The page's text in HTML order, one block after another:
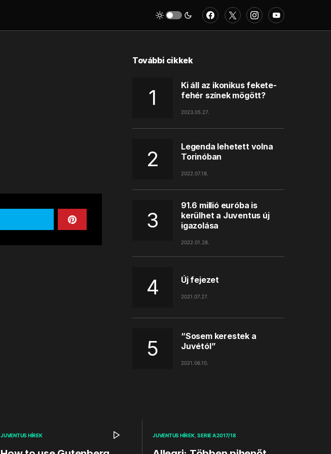
További cikkek
Ki áll az ikonikus fekete-
fehér színek mögött?
2023.05.27.
Legenda lehetett volna
Torinóban
2022.07.18.
91.6 millió euróba is
kerülhet a Juventus új
igazolása
2022.01.28.
Új fejezet
2021.07.27.
“Sosem kerestek a
Juvétól”
2021.06.10.
JUVENTUS HÍREK JUVENTUS HÍREK SERIE A 2017/18